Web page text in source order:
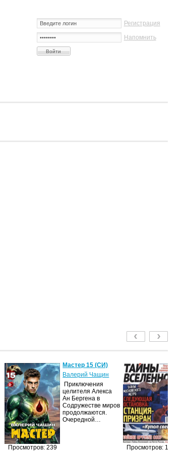
Регистрация
Напомнить
Просмотров: 239
Мастер 15 (СИ)
Валерий Чащин
Приключения
целителя Алекса
Ан Бергена в
Содружестве миров
продолжаются.
Очередной…
Просмотров: 198